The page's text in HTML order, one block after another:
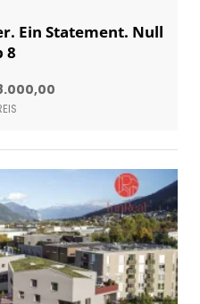
Ein Statement. Null
8